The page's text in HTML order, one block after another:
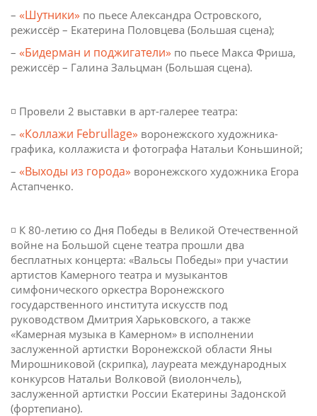
– «Шутники» по пьесе Александра Островского,
режиссёр – Екатерина Половцева (Большая сцена);
– «Бидерман и поджигатели» по пьесе Макса Фриша,
режиссёр – Галина Зальцман (Большая сцена).
◽️ Провели 2 выставки в арт-галерее театра:
– «Коллажи Februllage» воронежского художника-
графика, коллажиста и фотографа Натальи Коньшиной;
– «Выходы из города» воронежского художника Егора
Астапченко.
◽️ К 80-летию со Дня Победы в Великой Отечественной
войне на Большой сцене театра прошли два
бесплатных концерта: «Вальсы Победы» при участии
артистов Камерного театра и музыкантов
симфонического оркестра Воронежского
государственного института искусств под
руководством Дмитрия Харьковского, а также
«Камерная музыка в Камерном» в исполнении
заслуженной артистки Воронежской области Яны
Мирошниковой (скрипка), лауреата международных
конкурсов Натальи Волковой (виолончель),
заслуженной артистки России Екатерины Задонской
(фортепиано).